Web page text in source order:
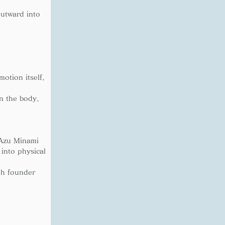
into
itself,
the body,
Minami
physical
founder